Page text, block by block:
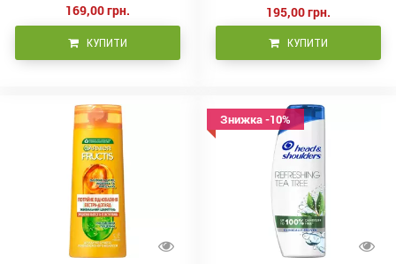
169,00 грн.
КУПИТИ
195,00 грн.
КУПИТИ
Знижка -10%